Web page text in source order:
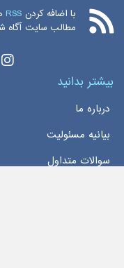
با اضافه کردن RSS
مطالب سایت آگاه
بیشتر بدانید
درباره ما
بیانیه مسئولیت
سوالات متداول